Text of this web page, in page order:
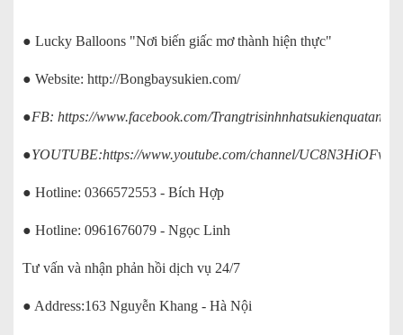
● Lucky Balloons "Nơi biến giấc mơ thành hiện thực"
● Website: http://Bongbaysukien.com/
●FB: https://www.facebook.com/
●YOUTUBE:https://www.youtube.com/channel/
● Hotline: 0366572553 - Bích Hợp
● Hotline: 0961676079 - Ngọc Linh
Tư vấn và nhận phản hồi dịch vụ 24/7
● Address:163 Nguyễn Khang - Hà Nội